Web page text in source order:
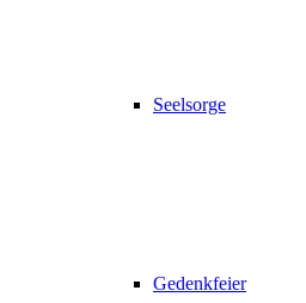
Seelsorge
Gedenkfeier